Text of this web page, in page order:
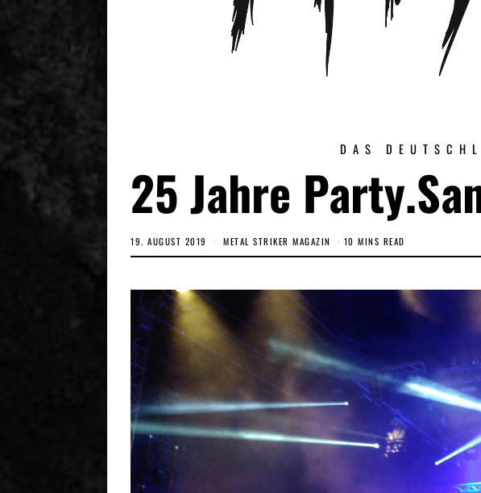
DAS
25 Jahre
19. AUGUST 2019
.
Z
E
M
B
E
R
0
METAL STRIKER MAGAZIN 10 MINS READ